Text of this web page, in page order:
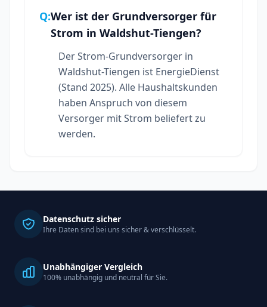
Q:Wer ist der Grundversorger für
Strom in Waldshut-Tiengen?
Der Strom-Grundversorger in
Waldshut-Tiengen ist EnergieDienst
(Stand 2025). Alle Haushaltskunden
haben Anspruch von diesem
Versorger mit Strom beliefert zu
werden.
Datenschutz sicher
Ihre Daten sind bei uns sicher & verschlüsselt.
Unabhängiger Vergleich
100% unabhängig und neutral für Sie.